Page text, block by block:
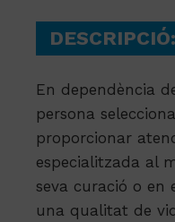
DESCRIPCIÓ:
En dependència
persona
proporcionar
especialitzada al
seva curació o en
una qualitat de